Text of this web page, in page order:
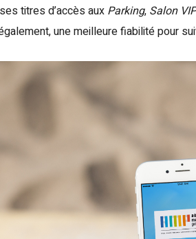
titres d’accès aux Parking, Salon VIP
une meilleure fiabilité pour